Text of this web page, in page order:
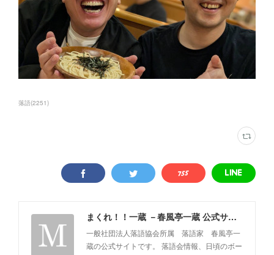
落語(2251)
まくれ！！一蔵 －春風亭一蔵 公式サイト－
一般社団法人落語協会所属 落語家 春風亭一
蔵の公式サイトです。 落語会情報、日頃のボー